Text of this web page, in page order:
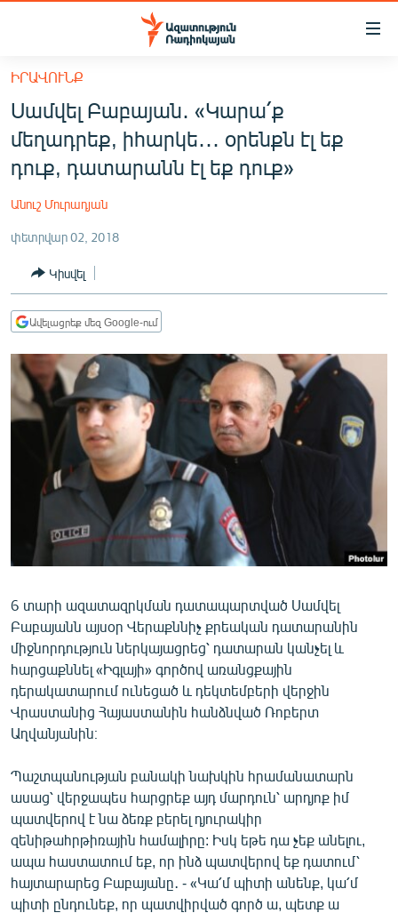
Մատչելիության
հիմնական
բովանդակությանը
Անցնել
հիմնական
մենյուին
ՀԱՅԱՍՏԱՆ
ՔԱՂԱՔԱԿԱՆ
ՏՆՏԵՍՈՒԹՅՈՒՆ
ՂԱՐԱԲԱՂ
ՏԱՐԱԾԱՇՐՋԱՆ
ՄԻՋԱԶԳԱՅԻՆ
ՄՇԱԿՈՒՅԹ
ՍՊՈՐՏ
ՄԵԿՆԱԲԱՆՈՒԹՅՈՒՆ
ՏՏ ԵՒ ԻՆՏԵՐՆԵՏ
ԱՐԽԻՎ
ՏԵՍԱՆՅՈՒԹԵՐ
ԲԱՆԱՎԵՃ
ՁԳՏԵԼՈՎ ԼԱՎԱԳՈՒՅՆԻՆ
ՓՈԴՔԱՍԹ
Հայերեն
English
Русский
ՀԵՏԵՎԵՔ ՄԵԶ
ԻՐԱՎՈՒՆՔ
Սամվել Բաբայան․ «Կարա՛ք
մեղադրեք, իհարկե․․․ օրենքն էլ եք
դուք, դատարանն էլ եք դուք»
Անուշ Մուրադյան
փետրվար 02, 2018
Կիսվել
Ավելացրեք մեզ Google-ում
6 տարի ազատազրկման դատապարտված Սամվել
Բաբայանն այսօր Վերաքննիչ քրեական դատարանին
միջնորդություն ներկայացրեց՝ դատարան կանչել և
հարցաքննել «Իգլայի» գործով առանցքային
դերակատարում ունեցած և դեկտեմբերի վերջին
Վրաստանից Հայաստանին հանձնված Ռոբերտ
Աղվանյանին։
Պաշտպանության բանակի նախկին հրամանատարն
ասաց՝ վերջապես հարցրեք այդ մարդուն՝ արդյոք իմ
պատվերով է նա ձեռք բերել դյուրակիր
զենիթահրթիռային համալիրը: Իսկ եթե դա չեք անելու,
ապա հաստատում եք, որ ինձ պատվերով եք դատում՝
հայտարարեց Բաբայանը․ - «Կա՛մ պիտի անենք, կա՛մ
պիտի ընդունեք, որ պատվիրված գործ ա, պետք ա